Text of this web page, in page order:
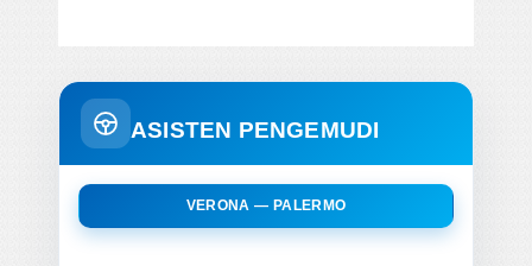
ASISTEN PENGEMUDI
VERONA — PALERMO